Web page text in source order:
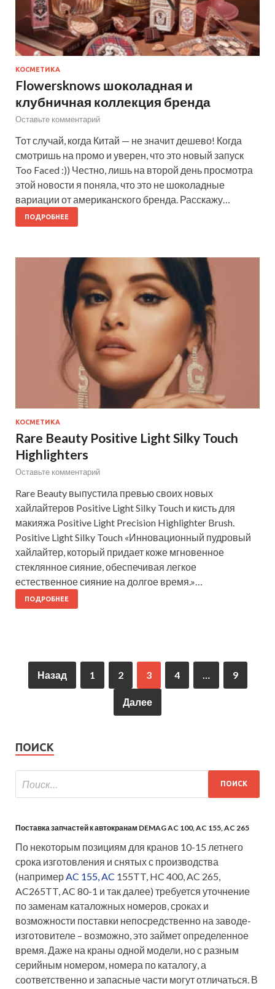
КОСМЕТИКА
Flowersknows шоколадная и
клубничная коллекция бренда
Оставьте комментарий
Тот случай, когда Китай — не значит дешево! Когда
смотришь на промо и уверен, что это новый запуск
Too Faced :)) Честно, лишь на второй день просмотра
этой новости я поняла, что это не шоколадные
вариации от американского бренда. Расскажу…
ПОДРОБНЕЕ
КОСМЕТИКА
Rare Beauty Positive Light Silky Touch
Highlighters
Оставьте комментарий
Rare Beauty выпустила превью своих новых
хайлайтеров Positive Light Silky Touch и кисть для
макияжа Positive Light Precision Highlighter Brush.
Positive Light Silky Touch «Инновационный пудровый
хайлайтер, который придает коже мгновенное
стеклянное сияние, обеспечивая легкое
естественное сияние на долгое время.»…
ПОДРОБНЕЕ
Назад 1 2 3 4 9
Далее
ПОИСК
Поставка запчастей к автокранам DEMAG AC 100, AC 155, AC 265
По некоторым позициям для кранов 10-15 летнего
срока изготовления и снятых с производства
(например AC 155, AC 155TT, HC 400, AC 265,
AC265TT, AC 80-1 и так далее) требуется уточнение
по заменам каталожных номеров, сроках и
возможности поставки непосредственно на заводе-
изготовителе – возможно, это займет определенное
время. Даже на краны одной модели, но с разным
серийным номером, номера по каталогу, а
соответственно и запасные части могут отличаться. В